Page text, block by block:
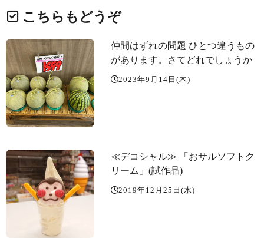
こちらもどうぞ
仲間はずれの問題️ ひとつ違うもの
があります。さてどれでしょうか
2023年9月14日(木)
≪デコシャル️≫ 「おサルソフトク
リーム」(試作品)
2019年12月25日(水)